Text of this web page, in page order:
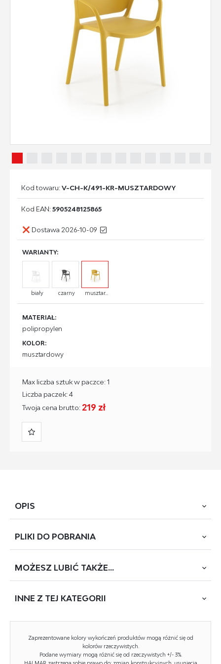
Kod towaru:V-CH-K/491-KR-MUSZTARDOWY
Kod EAN:5905248125865
Dostawa 2026-10-09
WARIANTY:
biały czarny musztar...
MATERIAŁ:
polipropylen
KOLOR:
musztardowy
Twoja cena brutto: 219 zł
Max liczba sztuk w paczce: 1
Liczba paczek: 4
OPIS
wymiary: 60/56/76/44 cm, materiał: polipropylen, kolor:
Rodzaj:
Tapicerka kolor: brak tapicerki
Stelaż krzesła (rodzaj): nogi proste (profil okrągły)
PLIKI DO POBRANIA
K-491 (1800)
Zaprezentowane kolory wykończeń produktów mogą różnić się od
kolorów rzeczywistych.
Podane wymiary mogą różnić się od rzeczywistych +/- 3%.
MOŻESZ LUBIĆ TAKŻE...
INNE Z TEJ KATEGORII